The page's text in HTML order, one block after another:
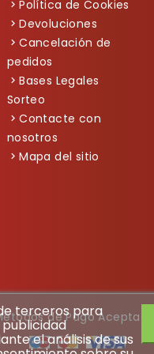
terceros para
el análisis de sus
Política de Cookies
Devoluciones
Cancelación de
pedidos
Bases Legales
Sorteo
Contacte con
nosotros
Mapa del sitio
de Pago Aceptados